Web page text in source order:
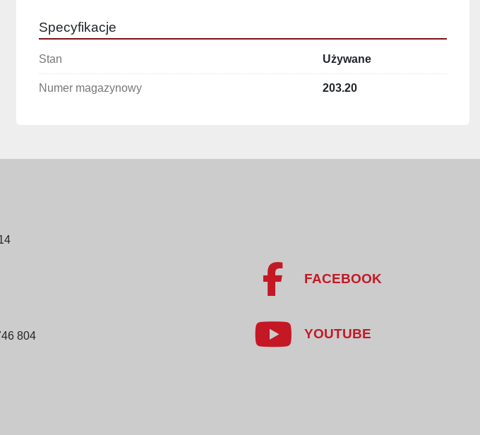
Przyłącze wody płuczącej – umożliwia równomierne spłukiwanie skrobi i
Przyłącze wody płuczącej – higieniczny proces pracy
Trwała konstrukcja ze stali nierdzewnej – odporność na korozję i łatwe
Ocieraczka jednokomorowa znajduje zastosowanie w:
Specyfikacje
Stan Używane
Numer magazynowy 203.20
804
FACEBOOK
YOUTUBE